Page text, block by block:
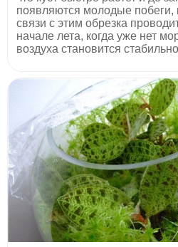
появляются молодые побеги,
связи с этим обрезка
начале лета, когда уже нет
воздуха становится